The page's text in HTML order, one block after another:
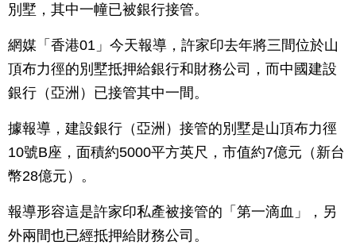
別墅，其中一幢已被銀行接管。
網媒「香港01」今天報導，許家印去年將三間位於山
頂布力徑的別墅抵押給銀行和財務公司，而中國建設
銀行（亞洲）已接管其中一間。
據報導，建設銀行（亞洲）接管的別墅是山頂布力徑
10號B座，面積約5000平方英尺，市值約7億元（新台
幣28億元）。
報導形容這是許家印私產被接管的「第一滴血」，另
外兩間也已經抵押給財務公司。